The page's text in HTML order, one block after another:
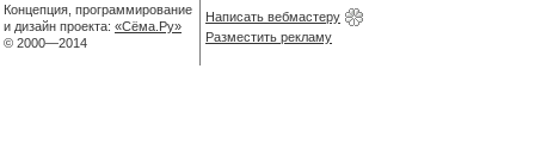
Концепция, программирование
и дизайн проекта: «Сёма.Ру»
© 2000—2014
Написать вебмастеру
Разместить рекламу